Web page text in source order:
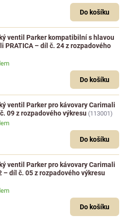
Do košíku
ventil Parker kompatibilní s hlavou
PRATICA – díl č. 24 z rozpadového
Do košíku
ventil Parker pro kávovary Carimali
09 z rozpadového výkresu (113001)
Do košíku
ventil Parker pro kávovary Carimali
– díl č. 05 z rozpadového výkresu
Do košíku